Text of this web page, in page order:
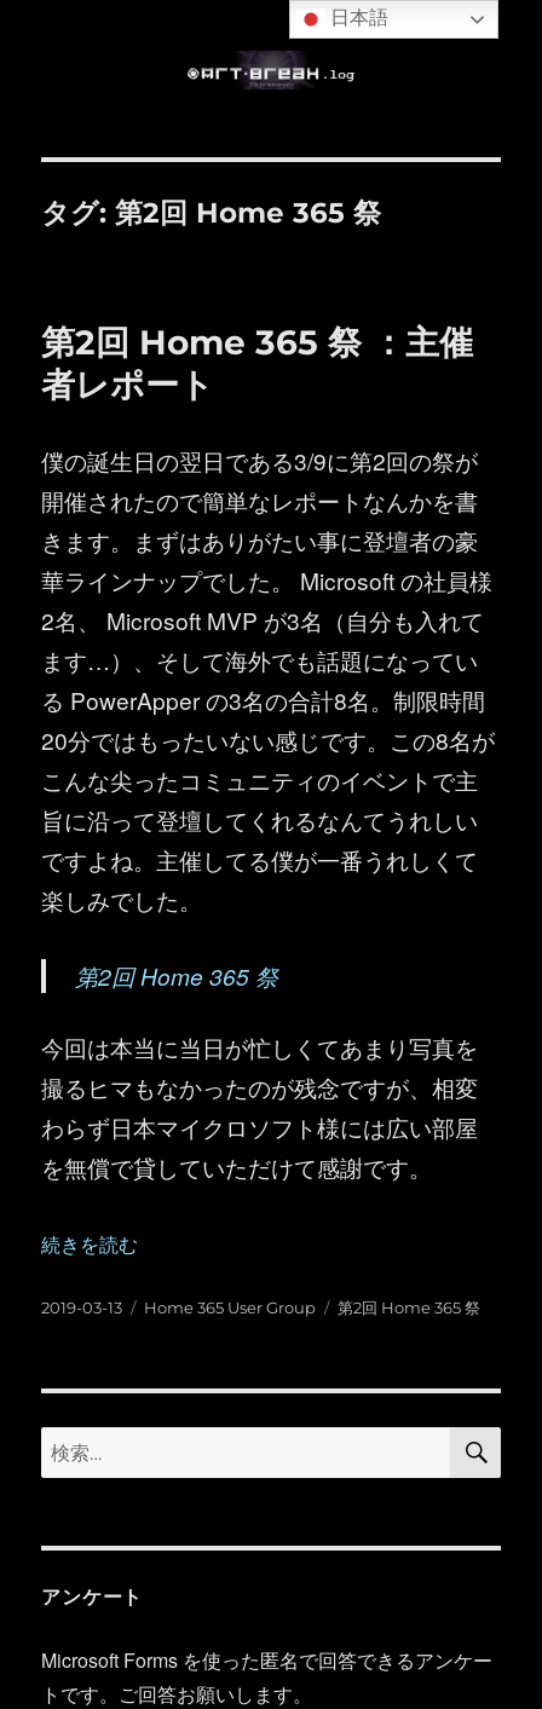
タグ:第2回 Home 365 祭
第2回 Home 365 祭 ：主催
者レポート
僕の誕生日の翌日である3/9に第2回の祭が
開催されたので簡単なレポートなんかを書
きます。まずはありがたい事に登壇者の豪
華ラインナップでした。 Microsoft の社員様
2名、 Microsoft MVP が3名（自分も入れて
ます…）、そして海外でも話題になってい
る PowerApper の3名の合計8名。制限時間
20分ではもったいない感じです。この8名が
こんな尖ったコミュニティのイベントで主
旨に沿って登壇してくれるなんてうれしい
ですよね。主催してる僕が一番うれしくて
楽しみでした。
第2回 Home 365 祭
今回は本当に当日が忙しくてあまり写真を
撮るヒマもなかったのが残念ですが、相変
わらず日本マイクロソフト様には広い部屋
を無償で貸していただけて感謝です。
“第2回 Home 365 祭 ：主催者レポート” の
続きを読む
投
2019-03-13
カ
Home 365 User Group
タ
第2回 Home 365 祭
検
索:
検
アンケート
Microsoft Forms を使った匿名で回答できるアンケー
トです。ご回答お願いします。
日本語